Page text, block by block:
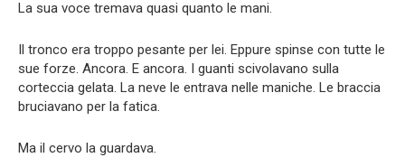
La sua voce tremava quasi quanto le mani.
Il tronco era troppo pesante per lei. Eppure spinse con tutte le
sue forze. Ancora. E ancora. I guanti scivolavano sulla
corteccia gelata. La neve le entrava nelle maniche. Le braccia
bruciavano per la fatica.
Ma il cervo la guardava.